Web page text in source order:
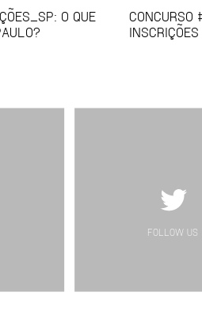
O QUE
CONCURSO
FOLLOW US